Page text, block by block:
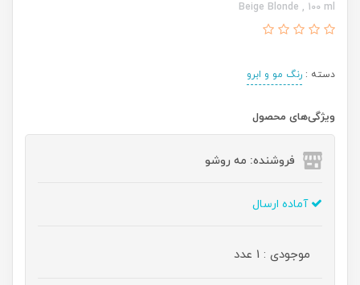
Beige Blonde , 100 ml
دسته : رنگ مو و ابرو
ویژگی‌های محصول
فروشنده: مه رو‌شو
آماده ارسال
موجودی : 1 عدد